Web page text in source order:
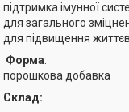
підтримка імунної
для загального
для підвищення
Форма:
порошкова добавка
Склад: